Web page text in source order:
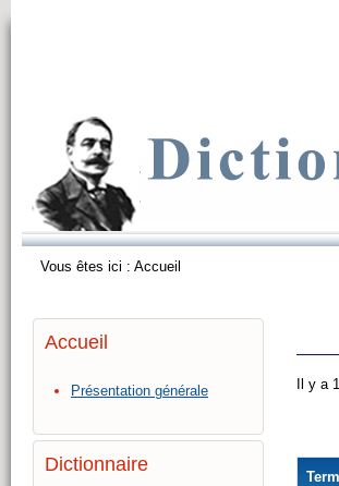
Vous êtes ici : Accueil
Accueil
Présentation générale
Dictionnaire
Il y a